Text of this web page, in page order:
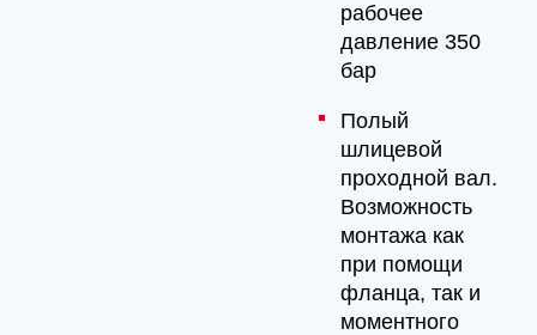
рабочее
давление 350
бар
Полый
шлицевой
проходной вал.
Возможность
монтажа как
при помощи
фланца, так и
моментного